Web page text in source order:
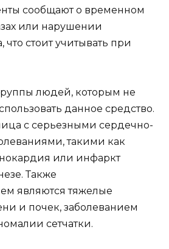
сообщают о временном
или нарушении
что стоит учитывать при
людей, которым не
данное средство.
с серьезными сердечно-
такими как
или инфаркт
Также
являются тяжелые
и почек, заболеванием
сетчатки.